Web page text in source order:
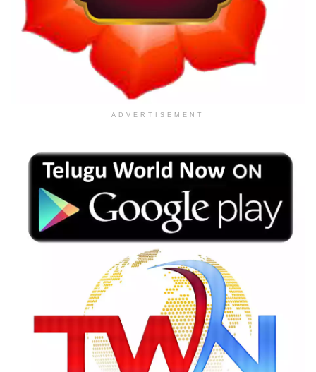
ADVERTISEMENT